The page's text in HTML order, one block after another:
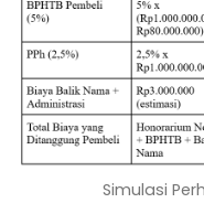
Simulasi